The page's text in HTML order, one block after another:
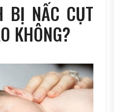
BỊ NẤC CỤT
KHÔNG?